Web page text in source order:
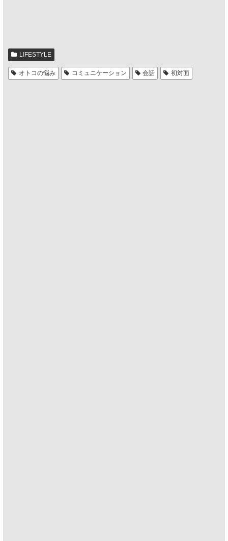
LIFESTYLE
オトコの悩み コミュニケーション 会話 初対面